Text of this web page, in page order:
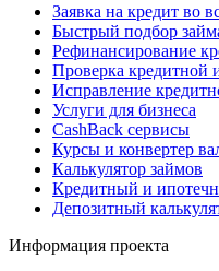
Заявка на кредит во
Быстрый подбор
Рефинансирование
Проверка кредитной
Исправление
Услуги для бизнеса
CashBack сервисы
Курсы и конвертер
Калькулятор займов
Кредитный и
Депозитный
Информация проекта